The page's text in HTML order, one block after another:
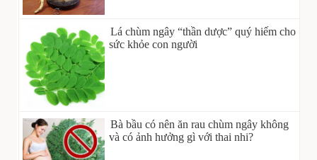
Lá chùm ngây “thần dược” quý hiếm cho
sức khỏe con người
Bà bầu có nên ăn rau chùm ngây không
và có ảnh hưởng gì với thai nhi?